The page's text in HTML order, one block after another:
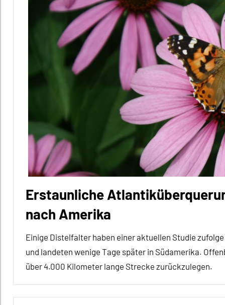
Erstaunliche
nach Amerika
Einige Distelfalter haben einer aktuellen Studie
und landeten wenige Tage später in Südamerika.
über 4.000 Kilometer lange Strecke zurückzulegen.
Alle